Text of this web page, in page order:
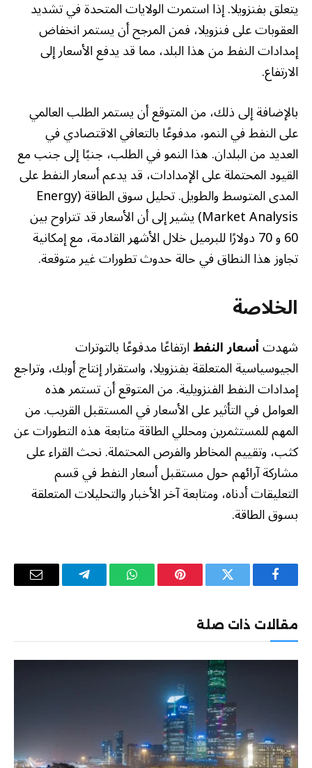
يتعلق بفنزويلا. إذا استمرت الولايات المتحدة في تشديد
العقوبات على فنزويلا، فمن المرجح أن يستمر انخفاض
إمدادات النفط من هذا البلد، مما قد يدفع الأسعار إلى
الارتفاع.
بالإضافة إلى ذلك، من المتوقع أن يستمر الطلب العالمي
على النفط في النمو، مدفوعًا بالتعافي الاقتصادي في
العديد من البلدان. هذا النمو في الطلب، جنبًا إلى جنب مع
القيود المحتملة على الإمدادات، قد يدعم أسعار النفط على
المدى المتوسط والطويل. تحليل سوق الطاقة (Energy
Market Analysis) يشير إلى أن الأسعار قد تتراوح بين
60 و 70 دولارًا للبرميل خلال الأشهر القادمة، مع إمكانية
تجاوز هذا النطاق في حالة حدوث تطورات غير متوقعة.
الخلاصة
شهدتأسعار النفطارتفاعًا مدفوعًا بالتوترات
الجيوسياسية المتعلقة بفنزويلا، واستقرار إنتاج أوبك، وتراجع
إمدادات النفط الفنزويلية. من المتوقع أن تستمر هذه
العوامل في التأثير على الأسعار في المستقبل القريب. من
المهم للمستثمرين ومحللي الطاقة متابعة هذه التطورات عن
كثب، وتقييم المخاطر والفرص المحتملة. نحث القراء على
مشاركة آرائهم حول مستقبل أسعار النفط في قسم
التعليقات أدناه، ومتابعة آخر الأخبار والتحليلات المتعلقة
بسوق الطاقة.
فيسبوك تويتر بينتيريستواتساب تيلقرام
البريد
مقالات ذات صلة